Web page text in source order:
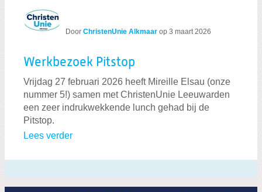
Door ChristenUnie Alkmaar op 3 maart 2026
Werkbezoek Pitstop
Vrijdag 27 februari 2026 heeft Mireille Elsau (onze
nummer 5!) samen met ChristenUnie Leeuwarden
een zeer indrukwekkende lunch gehad bij de
Pitstop.
Lees verder